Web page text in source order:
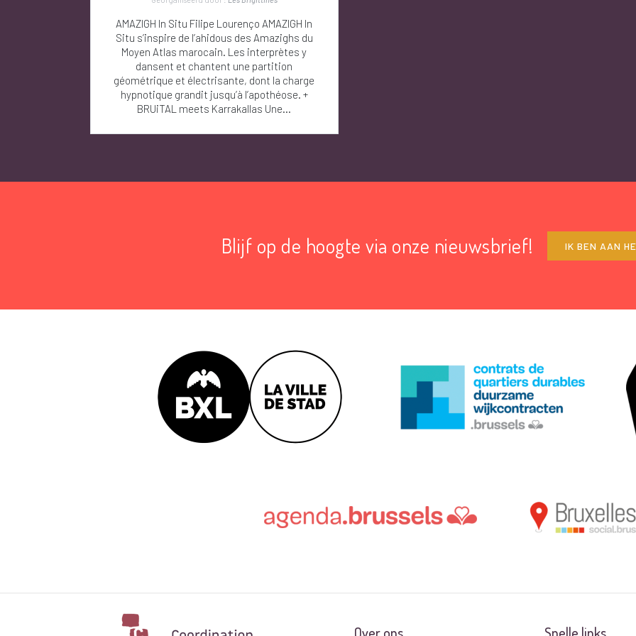
AMAZIGH In Situ Filipe Lourenço AMAZIGH In
Situ s’inspire de l’ahidous des Amazighs du
Moyen Atlas marocain. Les interprètes y
dansent et chantent une partition
géométrique et électrisante, dont la charge
hypnotique grandit jusqu’à l’apothéose. +
BRUiTAL meets Karrakallas Une...
Blijf op de hoogte via onze nieuwsbrief! IK BEN AAN